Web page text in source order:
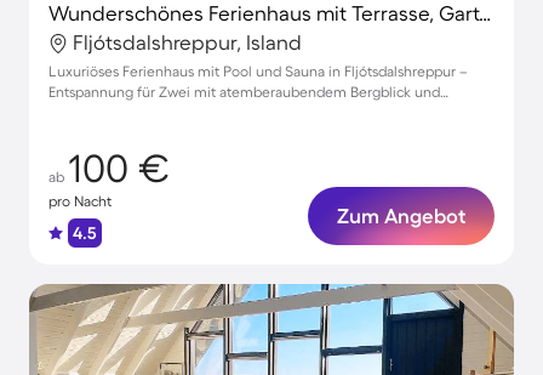
Wunderschönes Ferienhaus mit Terrasse, Garten und Sauna | Bergblick
Fljótsdalshreppur, Island
Luxuriöses Ferienhaus mit Pool und Sauna in Fljótsdalshreppur –
Entspannung für Zwei mit atemberaubendem Bergblick und
ab 100 €
pro Nacht
4.5
Zum Angebot